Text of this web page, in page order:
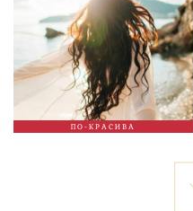
ПО-КРАСИВА